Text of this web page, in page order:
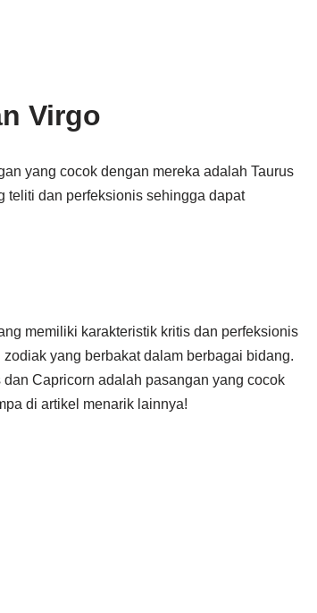
Virgo
yang cocok dengan mereka adalah Taurus
teliti dan perfeksionis sehingga dapat
memiliki karakteristik kritis dan perfeksionis
yang berbakat dalam berbagai bidang.
Capricorn adalah pasangan yang cocok
di artikel menarik lainnya!